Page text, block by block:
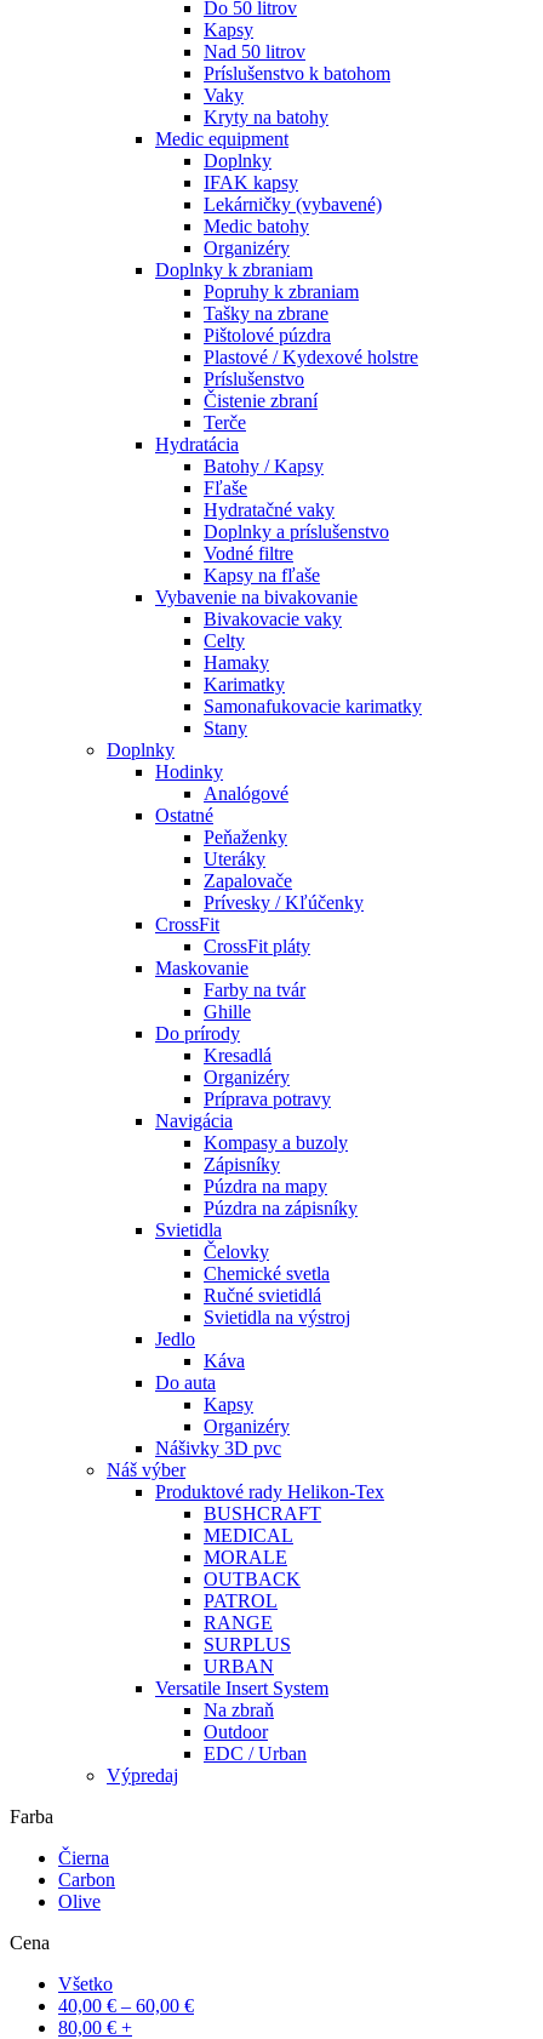
Do 50 litrov
Kapsy
Nad 50 litrov
Príslušenstvo k batohom
Vaky
Kryty na batohy
Medic equipment
Doplnky
IFAK kapsy
Lekárničky (vybavené)
Medic batohy
Organizéry
Doplnky k zbraniam
Popruhy k zbraniam
Tašky na zbrane
Pištolové púzdra
Plastové / Kydexové holstre
Príslušenstvo
Čistenie zbraní
Terče
Hydratácia
Batohy / Kapsy
Fľaše
Hydratačné vaky
Doplnky a príslušenstvo
Vodné filtre
Kapsy na fľaše
Vybavenie na bivakovanie
Bivakovacie vaky
Celty
Hamaky
Karimatky
Samonafukovacie karimatky
Stany
Doplnky
Hodinky
Analógové
Ostatné
Peňaženky
Uteráky
Zapalovače
Prívesky / Kľúčenky
CrossFit
CrossFit pláty
Maskovanie
Farby na tvár
Ghille
Do prírody
Kresadlá
Organizéry
Príprava potravy
Navigácia
Kompasy a buzoly
Zápisníky
Púzdra na mapy
Púzdra na zápisníky
Svietidla
Čelovky
Chemické svetla
Ručné svietidlá
Svietidla na výstroj
Jedlo
Káva
Do auta
Kapsy
Organizéry
Nášivky 3D pvc
Náš výber
Produktové rady Helikon-Tex
BUSHCRAFT
MEDICAL
MORALE
OUTBACK
PATROL
RANGE
SURPLUS
URBAN
Versatile Insert System
Na zbraň
Outdoor
EDC / Urban
Výpredaj
Farba
Čierna
Carbon
Olive
Cena
Všetko
40,00 € – 60,00 €
80,00 € +